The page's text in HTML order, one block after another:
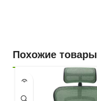
Похожие товары